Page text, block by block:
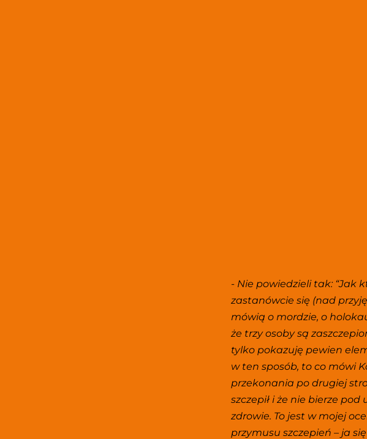
- Nie powiedzieli tak: “Jak
zastanówcie się (nad
mówią o mordzie, o
że trzy osoby są
tylko pokazuję pewien
w ten sposób, to co mówi
przekonania po drugiej
szczepił i że nie bierze
zdrowie. To jest w mojej
przymusu szczepień – ja